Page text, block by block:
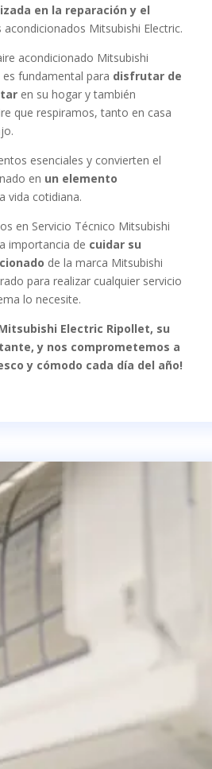
en la reparación y el
acondicionados Mitsubishi Electric.
acondicionado Mitsubishi
fundamental para disfrutar de
en su hogar y también
que respiramos, tanto en casa
esenciales y convierten el
en un elemento
vida cotidiana.
en Servicio Técnico Mitsubishi
importancia de cuidar su
de la marca Mitsubishi
para realizar cualquier servicio
lo necesite.
Electric Ripollet, su
y nos comprometemos a
y cómodo cada día del año!